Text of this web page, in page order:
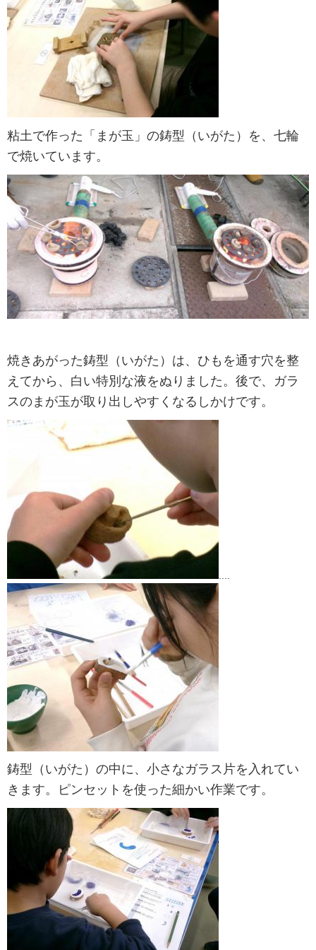
粘土で作った「まが玉」の鋳型（いがた）を、七輪
で焼いています。
焼きあがった鋳型（いがた）は、ひもを通す穴を整
えてから、白い特別な液をぬりました。後で、ガラ
スのまが玉が取り出しやすくなるしかけです。
鋳型（いがた）の中に、小さなガラス片を入れてい
きます。ピンセットを使った細かい作業です。